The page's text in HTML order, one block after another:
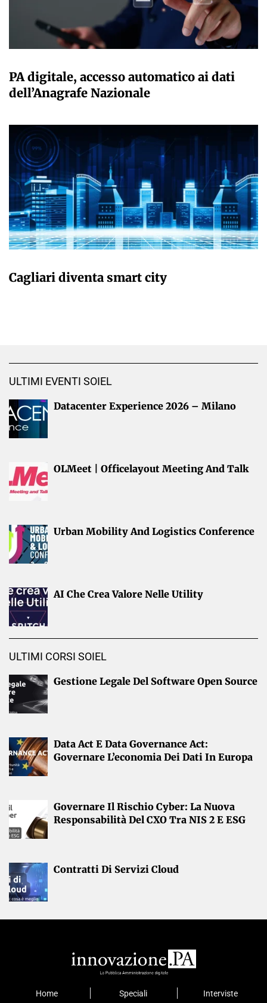
PA digitale, accesso automatico ai dati
dell’Anagrafe Nazionale
Cagliari diventa smart city
ULTIMI EVENTI SOIEL
Datacenter Experience 2026 – Milano
OLMeet | Officelayout Meeting And Talk
Urban Mobility And Logistics Conference
AI Che Crea Valore Nelle Utility
ULTIMI CORSI SOIEL
Gestione Legale Del Software Open Source
Data Act E Data Governance Act:
Governare L’economia Dei Dati In Europa
Governare Il Rischio Cyber: La Nuova
Responsabilità Del CXO Tra NIS 2 E ESG
Contratti Di Servizi Cloud
Home Speciali Interviste